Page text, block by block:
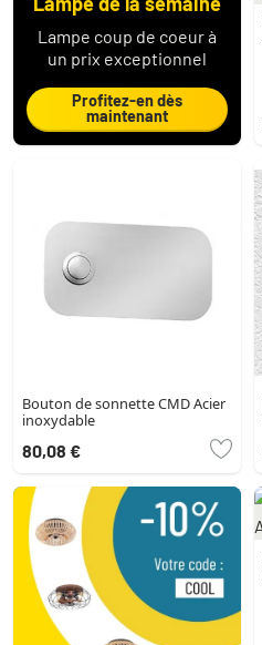
Lampe coup de coeur à
un prix exceptionnel
Profitez-en dès
maintenant
Bouton de sonnette CMD Acier
inoxydable
80,08 €